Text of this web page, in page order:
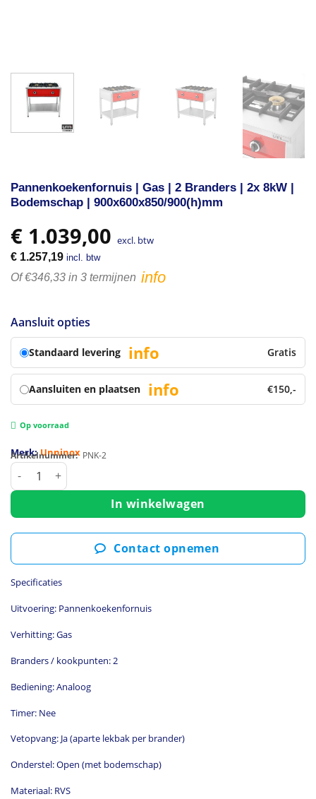
Pannenkoekenfornuis | Gas | 2 Branders | 2x 8kW |
Bodemschap | 900x600x850/900(h)mm
€ 1.039,00 excl. btw
€ 1.257,19 incl. btw
Of €346,33 in 3 termijnen info
Aansluit opties
Standaard levering info Gratis
Aansluiten en plaatsen info €150,-
Op voorraad
Merk: Unninox
Artikelnummer: PNK-2
Pannenkoekenfornuis | Gas | 2 Branders | 2x 8kW |
In winkelwagen
Contact opnemen
Specificaties
Uitvoering: Pannenkoekenfornuis
Verhitting: Gas
Branders / kookpunten: 2
Bediening: Analoog
Timer: Nee
Vetopvang: Ja (aparte lekbak per brander)
Onderstel: Open (met bodemschap)
Materiaal: RVS